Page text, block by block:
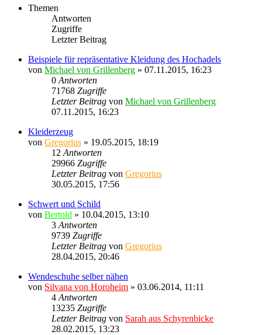
Themen
Antworten
Zugriffe
Letzter Beitrag
Beispiele für repräsentative Kleidung des Hochadels
von Michael von Grillenberg » 07.11.2015, 16:23
0Antworten
71768 Zugriffe
Letzter Beitrag von Michael von Grillenberg
07.11.2015, 16:23
Kleiderzeug
von Gregorius » 19.05.2015, 18:19
12Antworten
29966 Zugriffe
Letzter Beitrag von Gregorius
30.05.2015, 17:56
Schwert und Schild
von Bertold » 10.04.2015, 13:10
3Antworten
9739 Zugriffe
Letzter Beitrag von Gregorius
28.04.2015, 20:46
Wendeschuhe selber nähen
von Silvana von Horoheim » 03.06.2014, 11:11
4Antworten
13235 Zugriffe
Letzter Beitrag von Sarah aus Schyrenbicke
28.02.2015, 13:23